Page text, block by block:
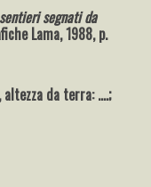
segnati da
Lama, 1988, p.
da terra: ….;